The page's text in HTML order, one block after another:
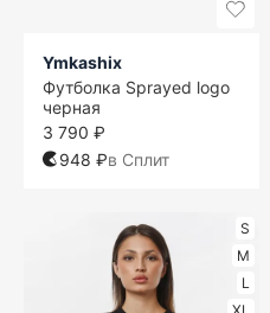
Ymkashix
Футболка Sprayed logo
черная
3 790 ₽
948 ₽в Сплит
S
M
L